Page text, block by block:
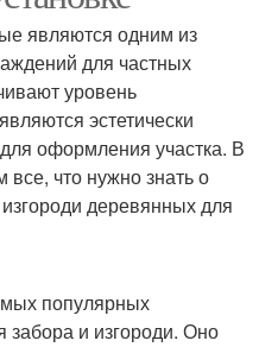
являются одним из
для частных
уровень
эстетически
оформления участка. В
что нужно знать о
деревянных для
популярных
забора и изгороди. Оно